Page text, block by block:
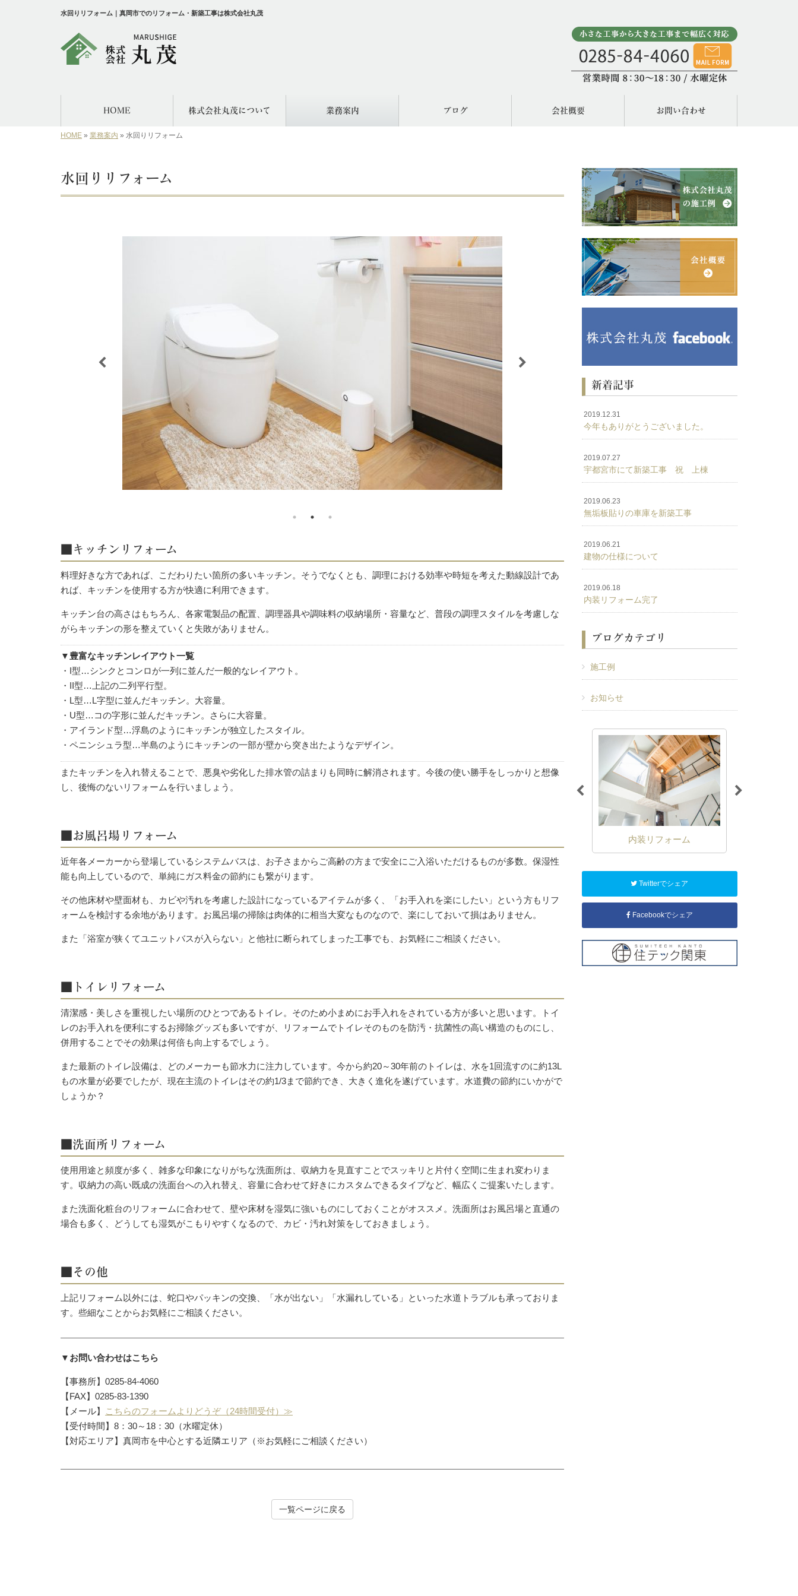
水回りリフォーム｜真岡市でのリフォーム・新築工事は株式会社丸茂
HOME 株式会社丸茂について 業務案内 ブログ 会社概要 お問い合わせ
HOME » 業務案内 » 水回りリフォーム
水回りリフォーム
■キッチンリフォーム
料理好きな方であれば、こだわりたい箇所の多いキッチン。そうでなくとも、調理における効率や時短を考えた動線設計であ
れば、キッチンを使用する方が快適に利用できます。
キッチン台の高さはもちろん、各家電製品の配置、調理器具や調味料の収納場所・容量など、普段の調理スタイルを考慮しな
がらキッチンの形を整えていくと失敗がありません。
▼豊富なキッチンレイアウト一覧
・I型…シンクとコンロが一列に並んだ一般的なレイアウト。
・II型…上記の二列平行型。
・L型…L字型に並んだキッチン。大容量。
・U型…コの字形に並んだキッチン。さらに大容量。
・アイランド型…浮島のようにキッチンが独立したスタイル。
・ペニンシュラ型…半島のようにキッチンの一部が壁から突き出たようなデザイン。
またキッチンを入れ替えることで、悪臭や劣化した排水管の詰まりも同時に解消されます。今後の使い勝手をしっかりと想像
し、後悔のないリフォームを行いましょう。
■お風呂場リフォーム
近年各メーカーから登場しているシステムバスは、お子さまからご高齢の方まで安全にご入浴いただけるものが多数。保湿性
能も向上しているので、単純にガス料金の節約にも繋がります。
その他床材や壁面材も、カビや汚れを考慮した設計になっているアイテムが多く、「お手入れを楽にしたい」という方もリフ
ォームを検討する余地があります。お風呂場の掃除は肉体的に相当大変なものなので、楽にしておいて損はありません。
また「浴室が狭くてユニットバスが入らない」と他社に断られてしまった工事でも、お気軽にご相談ください。
■トイレリフォーム
清潔感・美しさを重視したい場所のひとつであるトイレ。そのため小まめにお手入れをされている方が多いと思います。トイ
レのお手入れを便利にするお掃除グッズも多いですが、リフォームでトイレそのものを防汚・抗菌性の高い構造のものにし、
併用することでその効果は何倍も向上するでしょう。
また最新のトイレ設備は、どのメーカーも節水力に注力しています。今から約20～30年前のトイレは、水を1回流すのに約13L
もの水量が必要でしたが、現在主流のトイレはその約1/3まで節約でき、大きく進化を遂げています。水道費の節約にいかがで
しょうか？
■洗面所リフォーム
使用用途と頻度が多く、雑多な印象になりがちな洗面所は、収納力を見直すことでスッキリと片付く空間に生まれ変わりま
す。収納力の高い既成の洗面台への入れ替え、容量に合わせて好きにカスタムできるタイプなど、幅広くご提案いたします。
また洗面化粧台のリフォームに合わせて、壁や床材を湿気に強いものにしておくことがオススメ。洗面所はお風呂場と直通の
場合も多く、どうしても湿気がこもりやすくなるので、カビ・汚れ対策をしておきましょう。
■その他
上記リフォーム以外には、蛇口やパッキンの交換、「水が出ない」「水漏れしている」といった水道トラブルも承っておりま
す。些細なことからお気軽にご相談ください。
▼お問い合わせはこちら
【事務所】0285-84-4060
【FAX】0285-83-1390
【メール】
こちらのフォームよりどうぞ（24時間受付）≫
【受付時間】8：30～18：30（水曜定休）
【対応エリア】真岡市を中心とする近隣エリア（※お気軽にご相談ください）
一覧ページに戻る
新着記事
2019.12.31
今年もありがとうございました。
2019.07.27
宇都宮市にて新築工事 祝 上棟
2019.06.23
無垢板貼りの車庫を新築工事
2019.06.21
建物の仕様について
2019.06.18
内装リフォーム完了
ブログカテゴリ
施工例
お知らせ
内装リフォーム
Twitterでシェア
Facebookでシェア